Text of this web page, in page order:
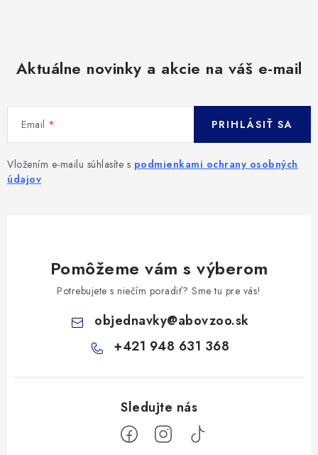
Aktuálne novinky a akcie na váš e-mail
Email
Vložením e-mailu súhlasíte s podmienkami ochrany osobných
údajov
PRIHLÁSIŤ SA
Pomôžeme vám s výberom
Potrebujete s niečím poradiť? Sme tu pre vás!
objednavky@abovzoo.sk
+421 948 631 368